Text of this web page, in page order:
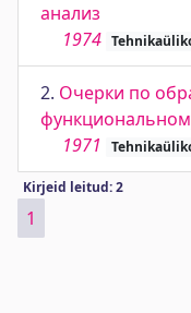
анализ
1974
2. Очерки по
1971
Kirjeid leitud: 2
1